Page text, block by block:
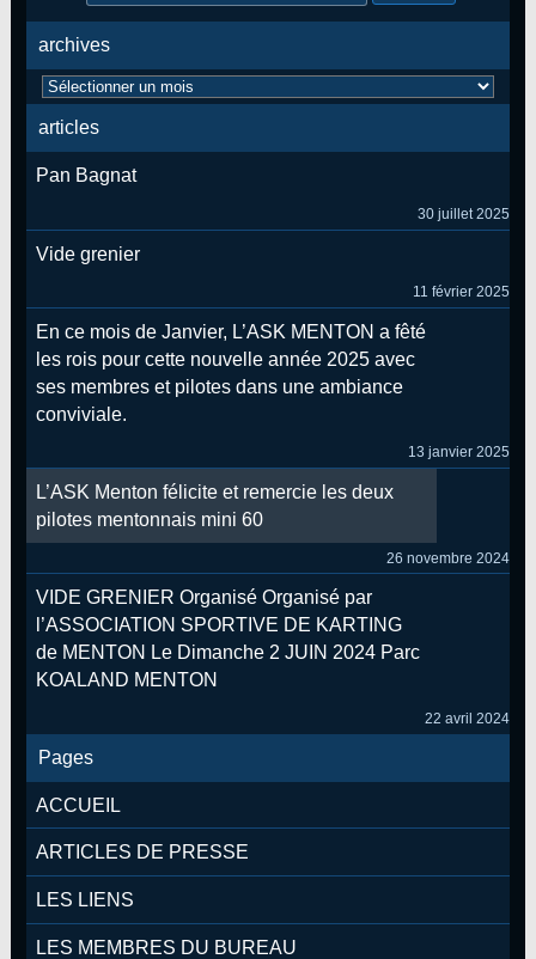
for:
archives
archives
articles
Pan Bagnat
30 juillet 2025
Vide grenier
11 février 2025
En ce mois de Janvier, L’ASK MENTON a fêté
les rois pour cette nouvelle année 2025 avec
ses membres et pilotes dans une ambiance
conviviale.
13 janvier 2025
L’ASK Menton félicite et remercie les deux
pilotes mentonnais mini 60
26 novembre 2024
VIDE GRENIER Organisé Organisé par
l’ASSOCIATION SPORTIVE DE KARTING
de MENTON Le Dimanche 2 JUIN 2024 Parc
KOALAND MENTON
22 avril 2024
Pages
ACCUEIL
ARTICLES DE PRESSE
LES LIENS
LES MEMBRES DU BUREAU